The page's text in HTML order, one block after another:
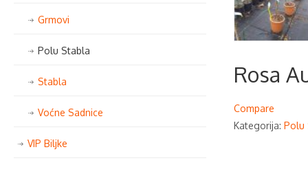
Rosa
Compare
Kategorija: Polu
Grmovi
Polu Stabla
Stabla
Voćne Sadnice
VIP Biljke